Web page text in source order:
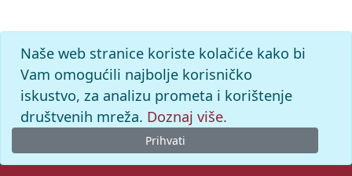
Naše web stranice koriste kolačiće kako bi
Vam omogućili najbolje korisničko
iskustvo, za analizu prometa i korištenje
društvenih mreža. Doznaj više.
Prihvati
© 2026. -Leksikografski zavodMiroslav Krleža